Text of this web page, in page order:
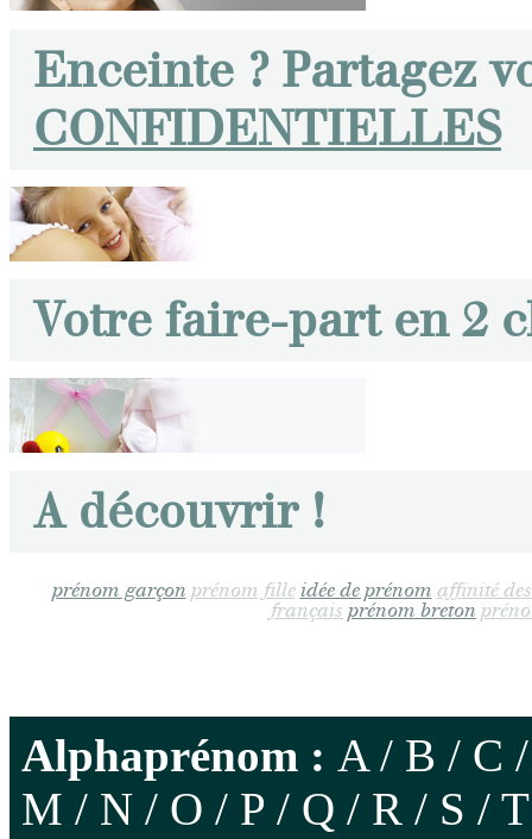
Enceinte ? Partagez
CONFIDENTIELLES
Votre faire-part en 2
A découvrir !
prénom garçon prénom fille idée de prénom affinité
français prénom breton
Alphaprénom : A/ B / C
M / N / O / P / Q / R / S / T